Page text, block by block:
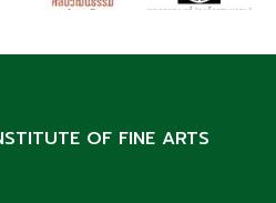
OF FINE ARTS